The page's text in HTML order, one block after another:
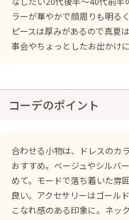
ラーが華やかで顔周りも明る
ピースは厚みがあるので真夏
事会やちょっとしたお出かけに
コーデのポイント
合わせる小物は、ドレスのカ
おすすめ。ベージュやシルバ
めて。モードで落ち着いた雰
良い。アクセサリーはゴール
こなれ感のある印象に。ネッ